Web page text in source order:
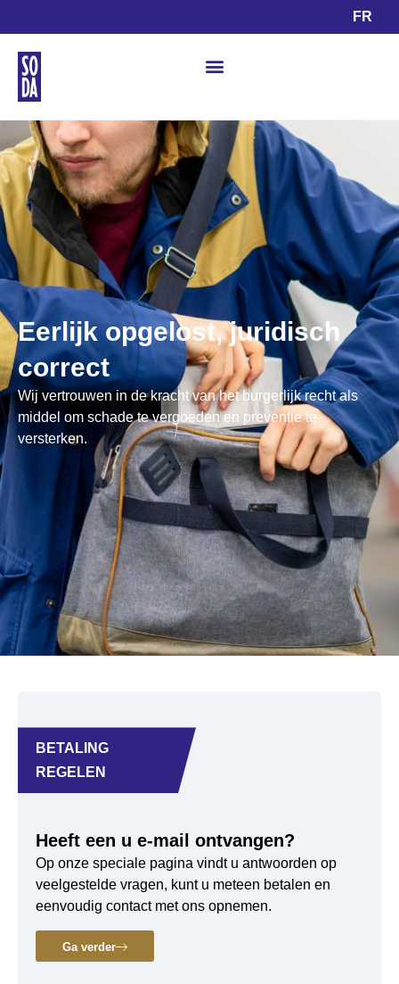
FR
Eerlijk opgelost, juridisch
correct​
Wij vertrouwen in de kracht van het burgerlijk recht als
middel om schade te vergoeden en preventie te
versterken.
BETALING
REGELEN
Heeft een u e-mail ontvangen?
Op onze speciale pagina vindt u antwoorden op
veelgestelde vragen, kunt u meteen betalen en
eenvoudig contact met ons opnemen.
Ga verder